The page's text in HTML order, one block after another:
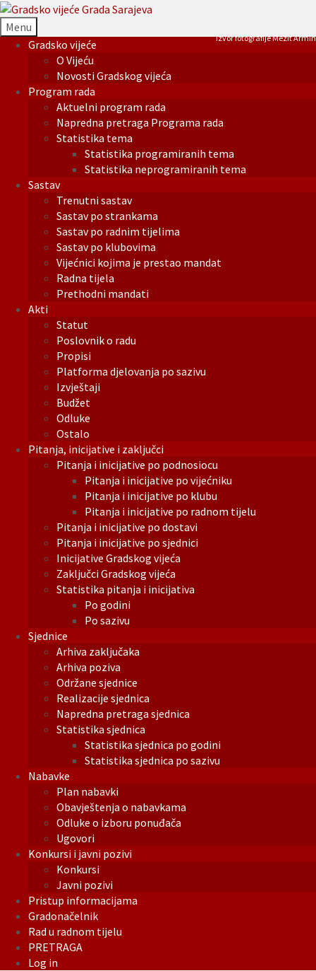
Menu
Gradsko vijeće
O Vijeću
Novosti Gradskog vijeća
Program rada
Aktuelni program rada
Napredna pretraga Programa rada
Statistika tema
Statistika programiranih tema
Statistika neprogramiranih tema
Sastav
Trenutni sastav
Sastav po strankama
Sastav po radnim tijelima
Sastav po klubovima
Vijećnici kojima je prestao mandat
Radna tijela
Prethodni mandati
Akti
Statut
Poslovnik o radu
Propisi
Platforma djelovanja po sazivu
Izvještaji
Budžet
Odluke
Ostalo
Pitanja, inicijative i zaključci
Pitanja i inicijative po podnosiocu
Pitanja i inicijative po vijećniku
Pitanja i inicijative po klubu
Pitanja i inicijative po radnom tijelu
Pitanja i inicijative po dostavi
Pitanja i inicijative po sjednici
Inicijative Gradskog vijeća
Zaključci Gradskog vijeća
Statistika pitanja i inicijativa
Po godini
Po sazivu
Sjednice
Arhiva zaključaka
Arhiva poziva
Održane sjednice
Realizacije sjednica
Napredna pretraga sjednica
Statistika sjednica
Statistika sjednica po godini
Statistika sjednica po sazivu
Nabavke
Plan nabavki
Obavještenja o nabavkama
Odluke o izboru ponuđača
Ugovori
Konkursi i javni pozivi
Konkursi
Javni pozivi
Pristup informacijama
Gradonačelnik
Rad u radnom tijelu
PRETRAGA
Log in
Izvor fotografije Mezit Armin